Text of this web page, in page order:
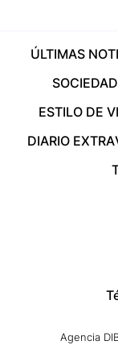
ÚLTIMAS
SOCIEDAD
ESTILO DE
DIARIO EXTRA
Agencia